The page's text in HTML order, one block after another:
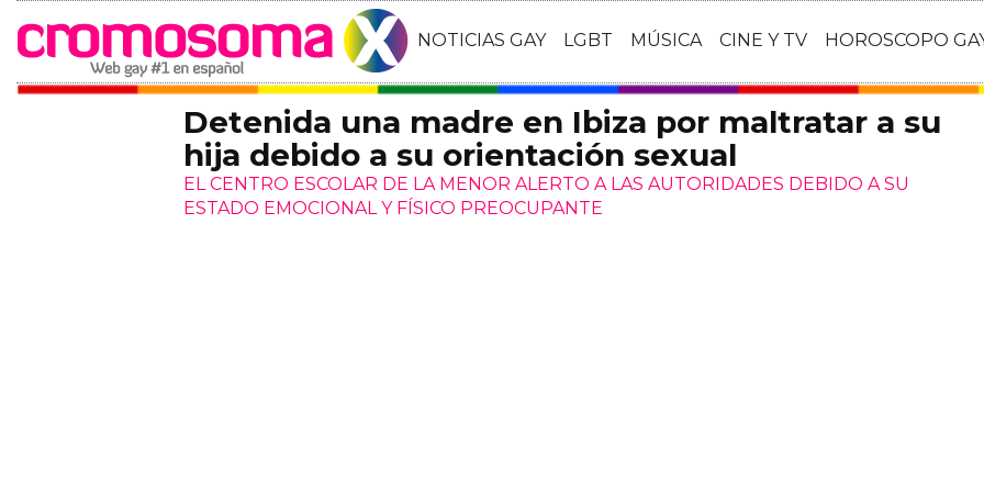
NOTICIAS GAY LGBT MÚSICA CINE Y TV HOROSCOPO
Detenida una madre en Ibiza por maltratar a su
hija debido a su orientación sexual
EL CENTRO ESCOLAR DE LA MENOR ALERTO A LAS AUTORIDADES DEBIDO A SU
ESTADO EMOCIONAL Y FÍSICO PREOCUPANTE